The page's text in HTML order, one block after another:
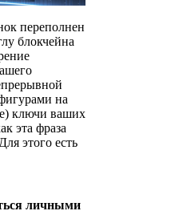
переполнен
блокчейна
на
ключи ваших
эта фраза
этого есть
личными